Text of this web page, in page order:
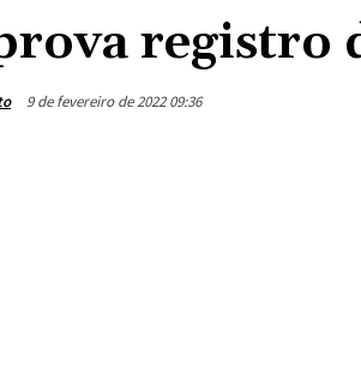
9 de fevereiro de 2022 09:36